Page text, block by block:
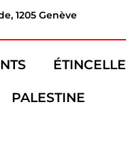
1205 Genève
ÉTINCELLE
PALESTINE